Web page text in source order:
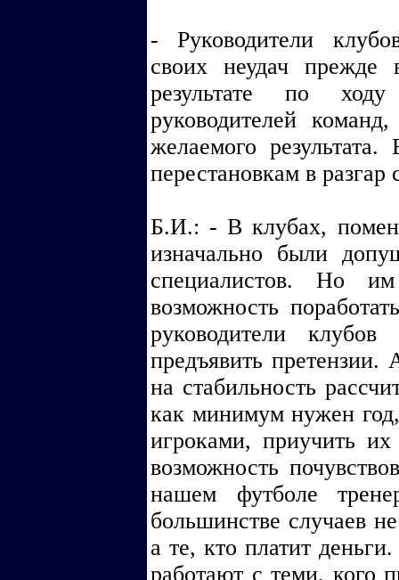
- Руководители
своих неудач прежде
результате по
руководителей
желаемого
перестановкам в разгар
Б.И.: - В клубах,
изначально были
специалистов. Но
возможность
руководители
предъявить претензии.
на стабильность
как минимум нужен
игроками, приучить
возможность
нашем футболе
большинстве случаев
а те, кто платит
работают с теми, кого